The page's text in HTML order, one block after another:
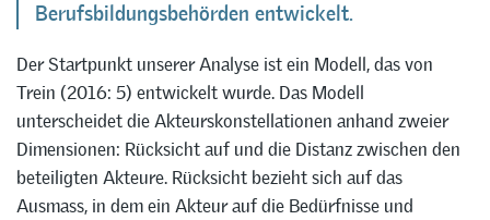
Berufsbildungsbehörden entwickelt.
Der Startpunkt unserer Analyse ist ein Modell, das von
Trein (2016: 5) entwickelt wurde. Das Modell
unterscheidet die Akteurskonstellationen anhand zweier
Dimensionen: Rücksicht auf und die Distanz zwischen den
beteiligten Akteure. Rücksicht bezieht sich auf das
Ausmass, in dem ein Akteur auf die Bedürfnisse und